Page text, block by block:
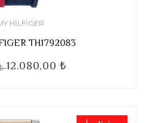
HILFIGER
TH1792083
₺12.080,00 ₺